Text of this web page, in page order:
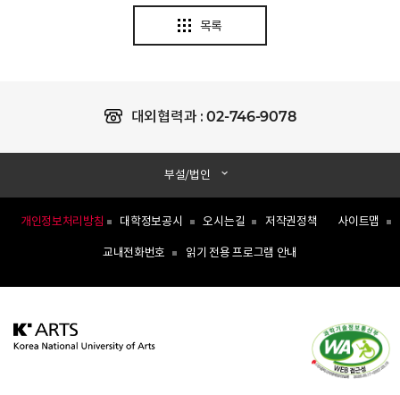
목록
대외협력과 :02-746-9078
개인정보처리방침 대학정보공시 오시는길 저작권정책 사이트맵
교내전화번호 읽기 전용 프로그램 안내
부설/법인